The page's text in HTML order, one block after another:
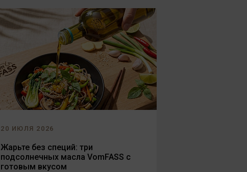
20 ИЮЛЯ 2026
Жарьте без специй: три
подсолнечных масла VomFASS с
готовым вкусом